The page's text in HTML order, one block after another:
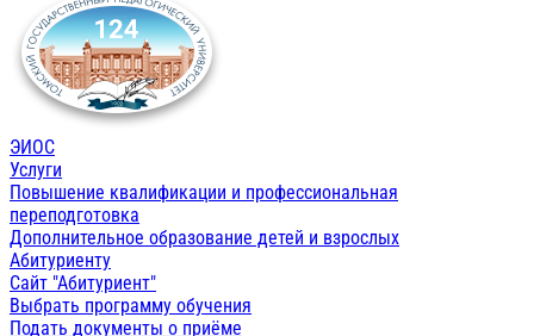
ЭИОС
Услуги
Повышение квалификации и профессиональная
переподготовка
Дополнительное образование детей и взрослых
Абитуриенту
Сайт "Абитуриент"
Выбрать программу обучения
Подать документы о приёме